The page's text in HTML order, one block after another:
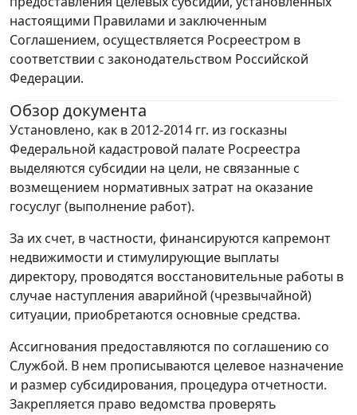
настоящими Правилами и заключенным
Соглашением, осуществляется Росреестром в
соответствии с законодательством Российской
Федерации.
Обзор документа
Установлено, как в 2012-2014 гг. из госказны
Федеральной кадастровой палате Росреестра
выделяются субсидии на цели, не связанные с
возмещением нормативных затрат на оказание
госуслуг (выполнение работ).
За их счет, в частности, финансируются капремонт
недвижимости и стимулирующие выплаты
директору, проводятся восстановительные работы в
случае наступления аварийной (чрезвычайной)
ситуации, приобретаются основные средства.
Ассигнования предоставляются по соглашению со
Службой. В нем прописываются целевое назначение
и размер субсидирования, процедура отчетности.
Закрепляется право ведомства проверять